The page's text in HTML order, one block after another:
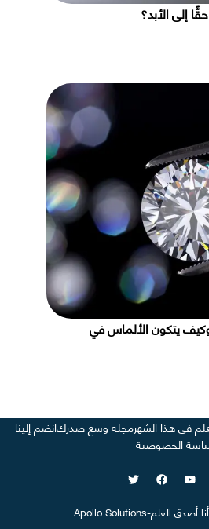
إلى الأبد؟
يتكون الألماس في
في هذا الشهرمجلة وسع صدركانضم إلينا
الخصوصية
أنا أصدق العلم-
Apollo Solutions